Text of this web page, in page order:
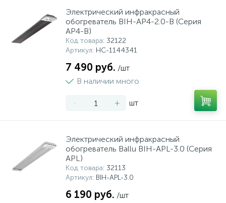
Электрический инфракрасный
обогреватель BIH-AP4-2.0-B (Серия
AP4-B)
Код товара: 32122
Артикул: НС-1144341
7 490 руб. /шт
В наличии много
- + шт
Электрический инфракрасный
обогреватель Ballu BIH-APL-3.0 (Серия
APL)
Код товара: 32113
Артикул: BIH-APL-3.0
6 190 руб. /шт